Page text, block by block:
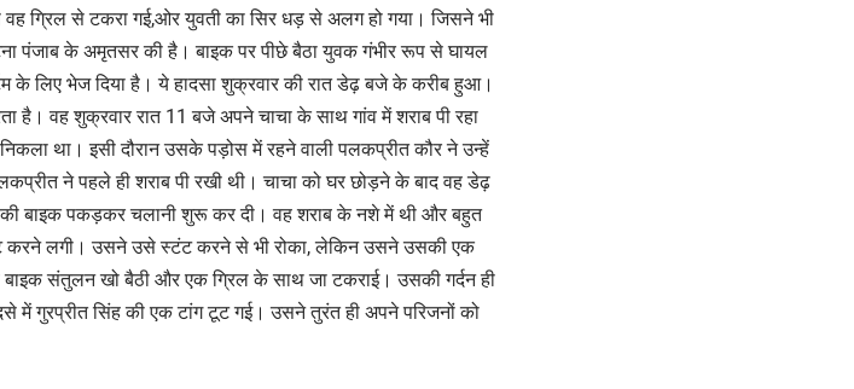
वह ग्रिल से टकरा गई,ओर युवती का सिर धड़ से अलग हो गया। जिसने भी
पंजाब के अमृतसर की है। बाइक पर पीछे बैठा युवक गंभीर रूप से घायल
के लिए भेज दिया है। ये हादसा शुक्रवार की रात डेढ़ बजे के करीब हुआ।
है। वह शुक्रवार रात 11 बजे अपने चाचा के साथ गांव में शराब पी रहा
था। इसी दौरान उसके पड़ोस में रहने वाली पलकप्रीत कौर ने उन्हें
ने पहले ही शराब पी रखी थी। चाचा को घर छोड़ने के बाद वह डेढ़
बाइक पकड़कर चलानी शुरू कर दी। वह शराब के नशे में थी और बहुत
करने लगी। उसने उसे स्टंट करने से भी रोका, लेकिन उसने उसकी एक
बाइक संतुलन खो बैठी और एक ग्रिल के साथ जा टकराई। उसकी गर्दन ही
में गुरप्रीत सिंह की एक टांग टूट गई। उसने तुरंत ही अपने परिजनों को